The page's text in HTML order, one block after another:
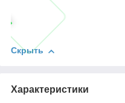
Скрыть
Характеристики